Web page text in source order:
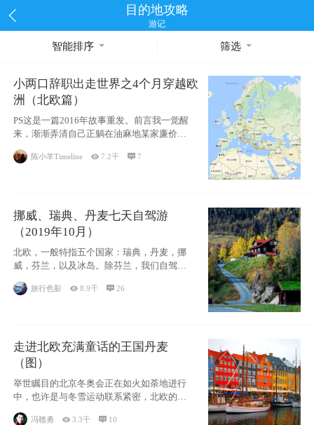
目的地攻略
游记
智能排序 筛选
小两口辞职出走世界之4个月穿越欧
洲（北欧篇）
PS这是一篇2016年故事重发。前言我一觉醒
来，渐渐弄清自己正躺在油麻地某家廉价宾
馆
陈小羊Timeline 7.2千 7
挪威、瑞典、丹麦七天自驾游
（2019年10月）
北欧，一般特指五个国家：瑞典，丹麦，挪
威，芬兰，以及冰岛。除芬兰，我们自驾游
旅行色影 8.9千 26
走进北欧充满童话的王国丹麦
（图）
举世瞩目的北京冬奥会正在如火如荼地进行
中，也许是与冬雪运动联系紧密，北欧的一
些国家因
冯赣勇 3.3千  10